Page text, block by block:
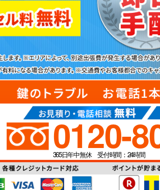
0120-
365日年中無休 受付時間：24時間